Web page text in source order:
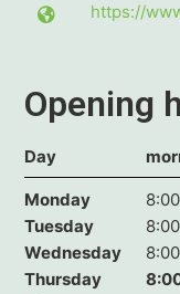
https://
Opening
Day
Monday
Tuesday
Wednesday
Thursday